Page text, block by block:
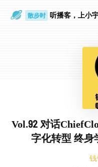
散步时 听播客，上小
Vol.92 对话
字化转型 终身